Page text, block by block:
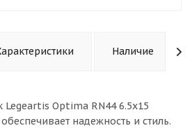
Наличие
Optima RN44 6.5x15
надежность и стиль.